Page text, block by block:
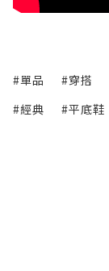
#單品 #穿搭
#經典
#平底鞋